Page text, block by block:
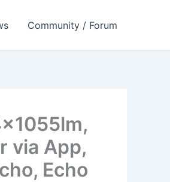
Community / Forum
via App,
Echo